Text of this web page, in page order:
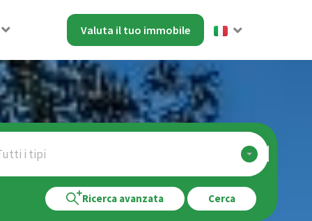
Valuta il tuo immobile
i tipi
Ricerca avanzata Cerca